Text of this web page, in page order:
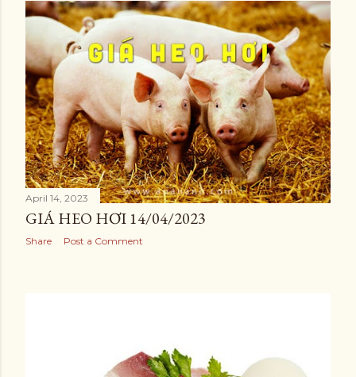
April 14, 2023
GIÁ HEO HƠI 14/04/2023
Share Post a Comment